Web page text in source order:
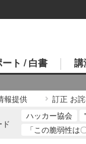
ト / 白書 講
報提供 訂正 お
ド
ハッカー協会
「この脆弱性